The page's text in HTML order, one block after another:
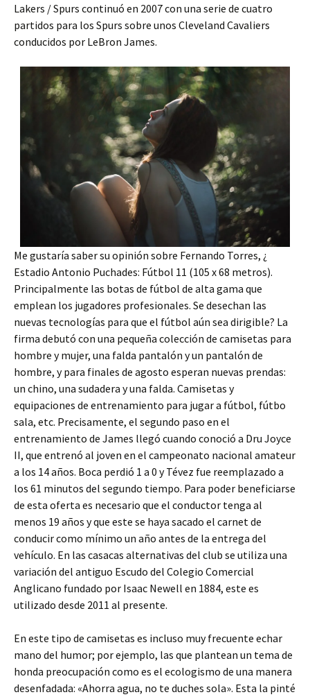
Lakers / Spurs continuó en 2007 con una serie de cuatro
partidos para los Spurs sobre unos Cleveland Cavaliers
conducidos por LeBron James.
Me gustaría saber su opinión sobre Fernando Torres, ¿
Estadio Antonio Puchades: Fútbol 11 (105 x 68 metros).
Principalmente las botas de fútbol de alta gama que
emplean los jugadores profesionales. Se desechan las
nuevas tecnologías para que el fútbol aún sea dirigible? La
firma debutó con una pequeña colección de camisetas para
hombre y mujer, una falda pantalón y un pantalón de
hombre, y para finales de agosto esperan nuevas prendas:
un chino, una sudadera y una falda. Camisetas y
equipaciones de entrenamiento para jugar a fútbol, fútbo
sala, etc. Precisamente, el segundo paso en el
entrenamiento de James llegó cuando conoció a Dru Joyce
II, que entrenó al joven en el campeonato nacional amateur
a los 14 años. Boca perdió 1 a 0 y Tévez fue reemplazado a
los 61 minutos del segundo tiempo. Para poder beneficiarse
de esta oferta es necesario que el conductor tenga al
menos 19 años y que este se haya sacado el carnet de
conducir como mínimo un año antes de la entrega del
vehículo. En las casacas alternativas del club se utiliza una
variación del antiguo Escudo del Colegio Comercial
Anglicano fundado por Isaac Newell en 1884, este es
utilizado desde 2011 al presente.
En este tipo de camisetas es incluso muy frecuente echar
mano del humor; por ejemplo, las que plantean un tema de
honda preocupación como es el ecologismo de una manera
desenfadada: «Ahorra agua, no te duches sola». Esta la pinté